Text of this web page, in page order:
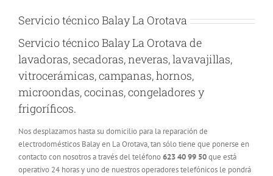
Servicio técnico Balay La Orotava
Servicio técnico Balay La Orotava de
lavadoras, secadoras, neveras, lavavajillas,
vitrocerámicas, campanas, hornos,
microondas, cocinas, congeladores y
frigoríficos.
Nos desplazamos hasta su domicilio para la reparación de
electrodomésticos Balay en La Orotava, tan sólo tiene que ponerse en
contacto con nosotros a través del teléfono623 40 99 50que está
operativo 24 horas y uno de nuestros operadores telefónicos le pondrá